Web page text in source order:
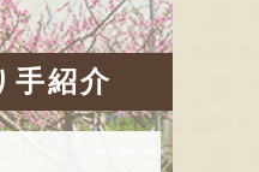
手紹介